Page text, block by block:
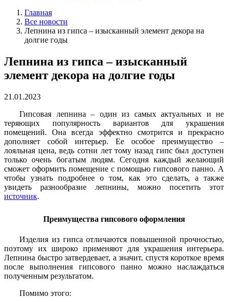
Главная
Все новости
Лепнина из гипса – изысканный элемент декора на
долгие годы
Лепнина из гипса – изысканный
элемент декора на долгие годы
21.01.2023
Гипсовая лепнина – один из самых актуальных и не
теряющих популярность вариантов для украшения
помещений. Она всегда эффектно смотрится и прекрасно
дополняет собой интерьер. Ее особое преимущество –
лояльная цена, ведь сотни лет тому назад гипс был доступен
только очень богатым людям. Сегодня каждый желающий
сможет оформить помещение с помощью гипсового панно. А
чтобы узнать подробнее о том, как это сделать, а также
увидеть разнообразие лепнины, можно посетить этот
источник.
Преимущества гипсового оформления
Изделия из гипса отличаются повышенной прочностью,
поэтому их широко применяют для украшения интерьера.
Лепнина быстро затвердевает, а значит, спустя короткое время
после выполнения гипсового панно можно наслаждаться
полученным результатом.
Помимо этого: